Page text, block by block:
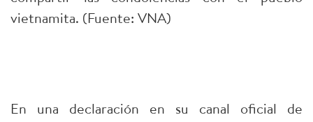
vietnamita. (Fuente: VNA)
En una declaración en su canal oficial de